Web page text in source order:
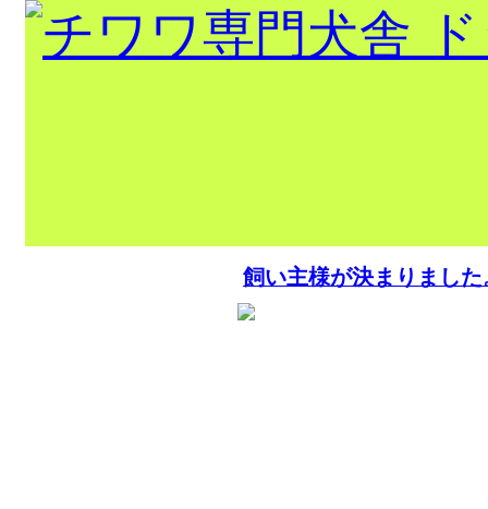
飼い主様が決まりました